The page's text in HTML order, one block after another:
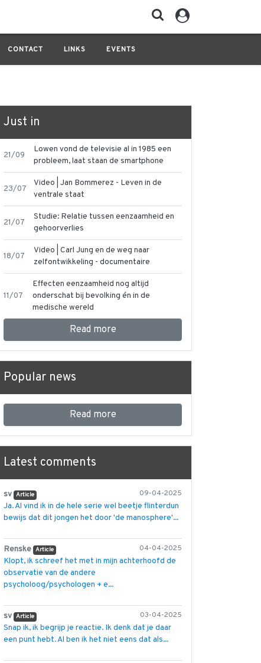
CONTACT LINKS EVENTS
Just in
21/09
Lowen vond de televisie al in 1985 een
probleem, laat staan de smartphone
23/07
Video | Jan Bommerez - Leven in de
ventrale staat
21/07
Studie: Relatie tussen eenzaamheid en
gehoorverlies
18/07
Video | Carl Jung en de weg naar
zelfontwikkeling - documentaire
11/07
Effecten eenzaamheid nog altijd
onderschat bij bevolking én in de
medische wereld
Read more
Popular news
Read more
Latest comments
09-04-2025
sv Article
Ja. Al vind ik in de hele serie wel beetje flinterdun
bewijs dat dit jongen het door 'de manosphere'...
04-04-2025
Renske Article
Klopt, ik schreef het met in mijn achterhoofd de
observatie van de andere
psycholoog/psychologen + e...
03-04-2025
sv Article
Snap ik, ik begrijp je reactie. Ik denk dat je daar
een punt hebt. Al ben ik het niet eens dat als...